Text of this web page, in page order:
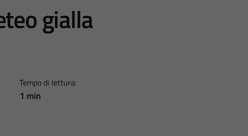
gialla
Tempo di lettura:
1 min